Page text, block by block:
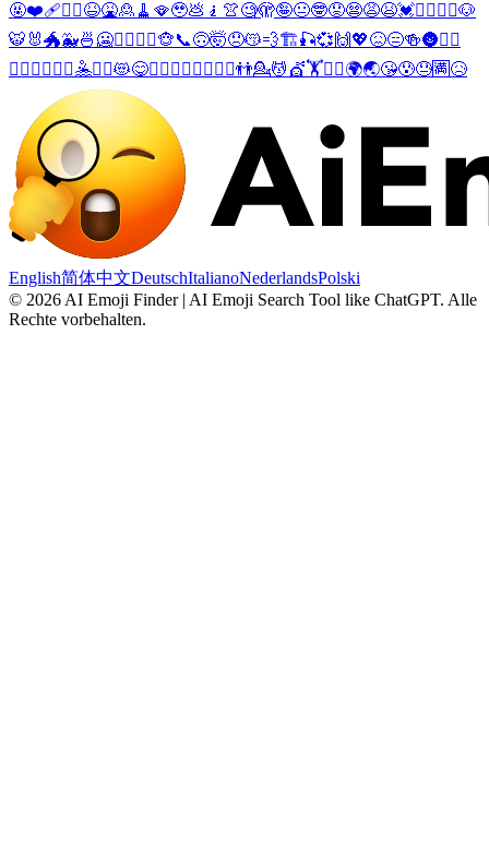
🤬❤️‍🩹🤽‍♀️😆🤮🙎 🧹 🪭🥹💩 🧎 👚🧐🫣🤪😐🤓😟😨😩😫💓🤦‍♂️ 🤦‍♀️🐶
🐯 🐰🐲🐳🍜 🥶🧟‍♂️ 🧟‍♀️🐵📞🙃🤯😞😽💨🏗️🎣💞 🙌 💖😖😑🍻🌚💁‍♂️
💆‍♂️ 💇‍♂️ 🏋️‍♂️🤽🤾‍♂️😻😋💁‍♀️ 💆‍♀️ 💇‍♀️ 🏋️‍♀️👬💁💆 💇🏋️🤾‍♀️🌍🌏😘😰😓🈵 😥
English简体中文DeutschItalianoNederlandsPolski
© 2026 AI Emoji Finder | AI Emoji Search Tool like ChatGPT. Alle
Rechte vorbehalten.